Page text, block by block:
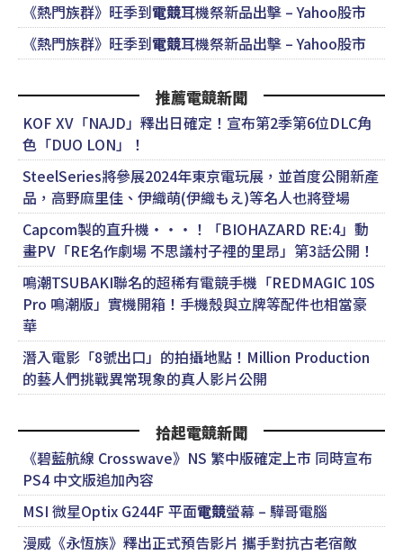
《熱門族群》旺季到電競耳機祭新品出擊 – Yahoo股市
《熱門族群》旺季到電競耳機祭新品出擊 – Yahoo股市
推薦電競新聞
KOF XV「NAJD」釋出日確定！宣布第2季第6位DLC角
色「DUO LON」！
SteelSeries將參展2024年東京電玩展，並首度公開新產
品，高野麻里佳、伊織萌(伊織もえ)等名人也將登場
Capcom製的直升機・・・！「BIOHAZARD RE:4」動
畫PV「RE名作劇場 不思議村子裡的里昂」第3話公開！
鳴潮TSUBAKI聯名的超稀有電競手機「REDMAGIC 10S
Pro 鳴潮版」實機開箱！手機殼與立牌等配件也相當豪
華
潛入電影「8號出口」的拍攝地點！Million Production
的藝人們挑戰異常現象的真人影片公開
拾起電競新聞
《碧藍航線 Crosswave》NS 繁中版確定上市 同時宣布
PS4 中文版追加內容
MSI 微星Optix G244F 平面電競螢幕 – 驊哥電腦
漫威《永恆族》釋出正式預告影片 攜手對抗古老宿敵